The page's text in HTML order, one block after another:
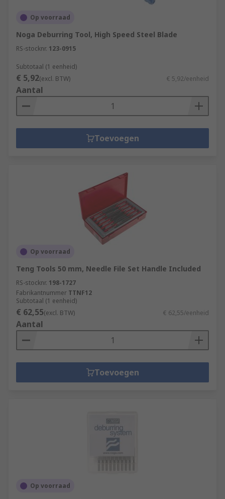
Op voorraad
Noga Deburring Tool, High Speed Steel Blade
RS-stocknr. 123-0915
Subtotaal (1 eenheid)
€ 5,92(excl. BTW) € 5,92/eenheid
Aantal
Toevoegen
Op voorraad
Teng Tools 50 mm, Needle File Set Handle Included
RS-stocknr. 198-1727
Fabrikantnummer TTNF12
Subtotaal (1 eenheid)
€ 62,55(excl. BTW) € 62,55/eenheid
Aantal
Toevoegen
Op voorraad